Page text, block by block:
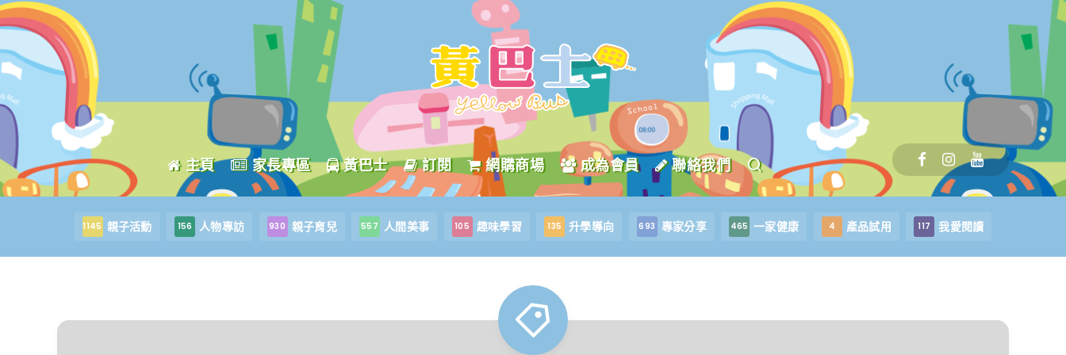
主頁 家長專區 黃巴士 訂閱 網購商場 成為會員 聯絡我們
1145 親子活動 156 人物專訪 930 親子育兒 557 人間美事 105 趣味學習 135 升學導向 693 專家分享 465 一家健康 4 產品試用 117 我愛閱讀